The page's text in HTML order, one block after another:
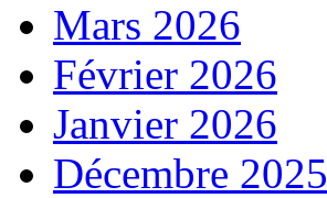
Mars 2026
Février 2026
Janvier 2026
Décembre 2025